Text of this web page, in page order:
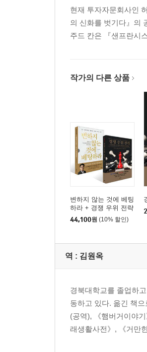
현재 투자자문회사인
의 신화를 벗기다』의
주드 칸은 『샌프란시
작가의 다른 상품
변하지 않는 것에 베팅
하라 + 경쟁 우위 전략
세트
44,100원 (10% 할인)
역 : 김원옥
경북대학교를 졸업하
동하고 있다. 옮긴 책
(공역), 《햄버거이야
래생활사전》, 《거만